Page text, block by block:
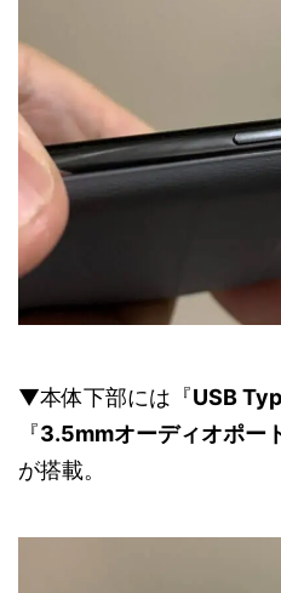
▼本体下部には『USB
『3.5mmオーディオポー
が搭載。